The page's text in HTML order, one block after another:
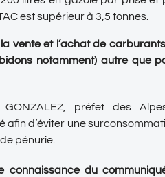
est supérieur à 3,5 tonnes.
vente et l’achat de
notamment) autre que
GONZALEZ, préfet des
afin d’éviter une
pénurie.
connaissance du